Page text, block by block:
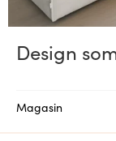
Design
Magasin